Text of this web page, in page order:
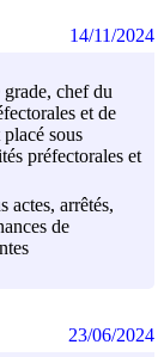
chef du
et de
sous
préfectorales et
actes, arrêtés,
de
14/11/2024
23/06/2024